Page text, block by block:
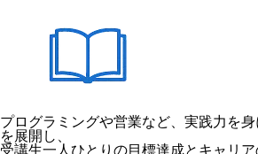
プログラミングや営業など、実践力を
を展開し、
受講生一人ひとりの目標達成とキャリ